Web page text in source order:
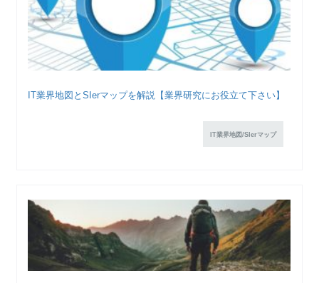
IT業界地図とSIerマップを解説【業界研究にお役立て下さい】
IT業界地図/SIerマップ